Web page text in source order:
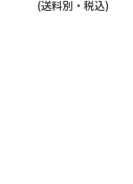
(送料別・税込)